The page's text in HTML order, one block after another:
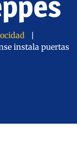
instala puertas